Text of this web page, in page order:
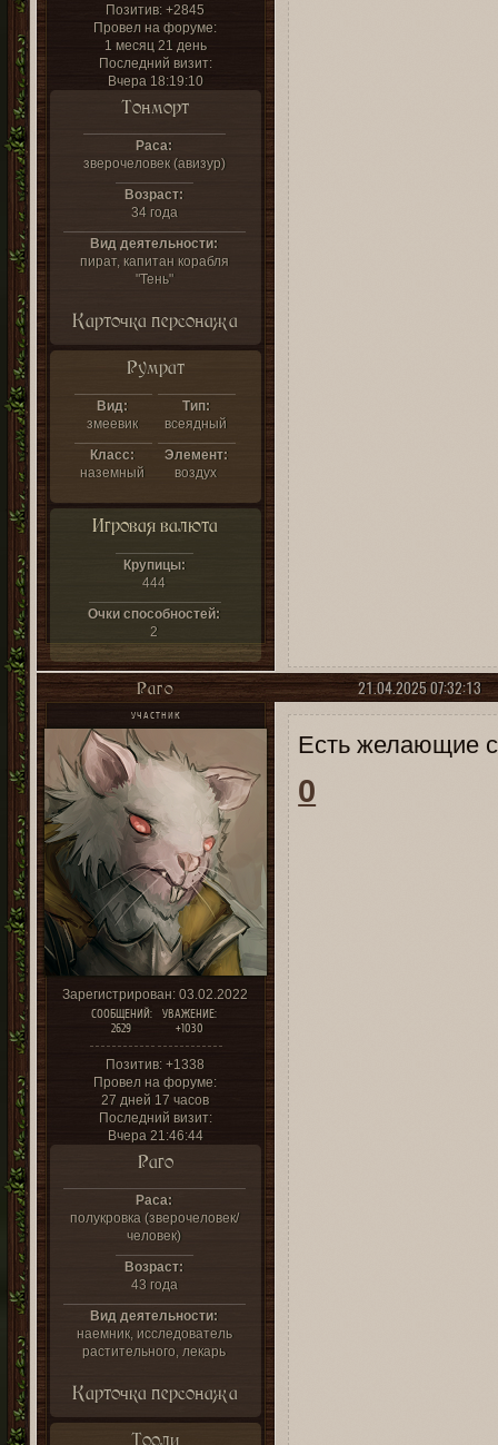
Позитив: +2845
Провел на форуме:
1 месяц 21 день
Последний визит:
Вчера 18:19:10
Тонморт
Раса:
зверочеловек (авизур)
Возраст:
34 года
Вид деятельности:
пират, капитан корабля
"Тень"
Карточка персонажа
Румрат
Вид:
змеевик
Тип:
всеядный
Класс:
наземный
Элемент:
воздух
Игровая валюта
Крупицы:
444
Очки способностей:
2
21.04.2025 07:32:13
Раго
УЧАСТНИК
Зарегистрирован: 03.02.2022
СООБЩЕНИЙ:
2629
УВАЖЕНИЕ:
+1030
Позитив: +1338
Провел на форуме:
27 дней 17 часов
Последний визит:
Вчера 21:46:44
Раго
Раса:
полукровка (зверочеловек/
человек)
Возраст:
43 года
Вид деятельности:
наемник, исследователь
растительного, лекарь
Карточка персонажа
Тооли
Есть желающие
0